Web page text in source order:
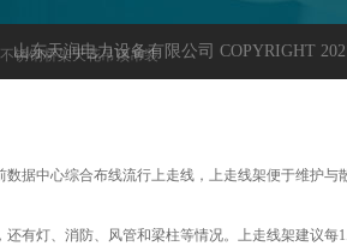
锈钢桥架天花吊顶吊装
数据中心综合布线流行上走线，上走线架便于维护
还有灯、消防、风管和梁柱等情况。上走线架建议
山东天润电力设备有限公司 COPYRIGHT